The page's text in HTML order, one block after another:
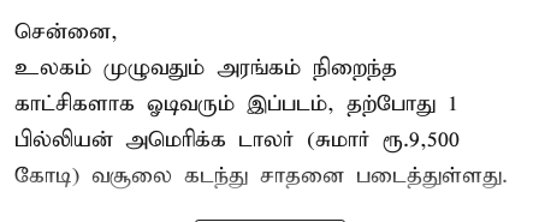
சென்னை,
உலகம் முழுவதும் அரங்கம் நிறைந்த
காட்சிகளாக ஓடிவரும் இப்படம், தற்போது 1
பில்லியன் அமெரிக்க டாலர் (சுமார் ரூ.9,500
கோடி) வசூலை கடந்து சாதனை படைத்துள்ளது.